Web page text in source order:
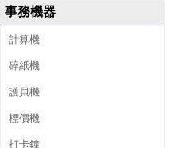
事務機器
計算機
碎紙機
護貝機
標價機
打卡鐘